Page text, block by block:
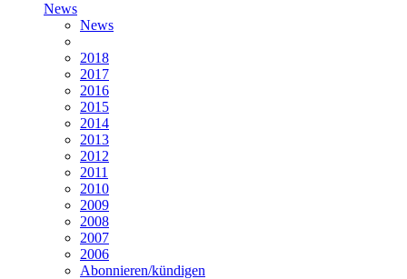
News
News
2018
2017
2016
2015
2014
2013
2012
2011
2010
2009
2008
2007
2006
Abonnieren/kündigen